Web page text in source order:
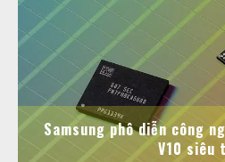
Samsung phô diễn công
V10 siêu